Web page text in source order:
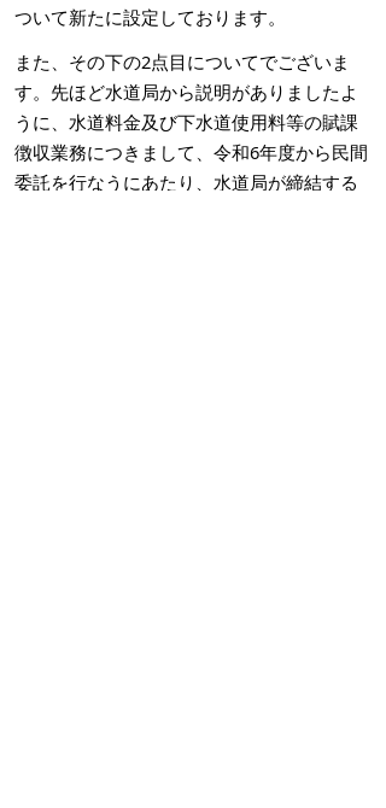
ついて新たに設定しております。
また、その下の2点目についてでございま
す。先ほど水道局から説明がありましたよ
うに、水道料金及び下水道使用料等の賦課
徴収業務につきまして、令和6年度から民間
委託を行なうにあたり、水道局が締結する